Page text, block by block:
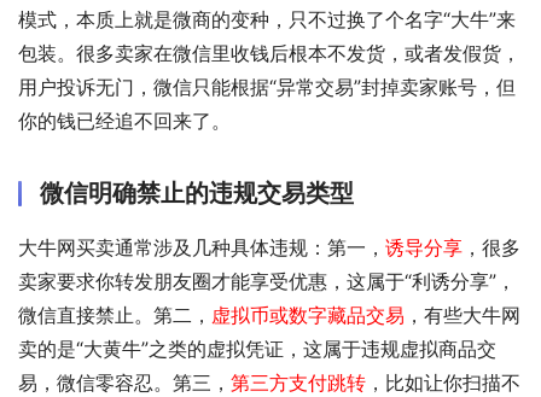
模式，本质上就是微商的变种，只不过换了个名字“大牛”来
包装。很多卖家在微信里收钱后根本不发货，或者发假货，
用户投诉无门，微信只能根据“异常交易”封掉卖家账号，但
你的钱已经追不回来了。
微信明确禁止的违规交易类型
大牛网买卖通常涉及几种具体违规：第一， 诱导分享 ，很多
卖家要求你转发朋友圈才能享受优惠，这属于“利诱分享”，
微信直接禁止。第二， 虚拟币或数字藏品交易 ，有些大牛网
卖的是“大黄牛”之类的虚拟凭证，这属于违规虚拟商品交
易，微信零容忍。第三， 第三方支付跳转 ，比如让你扫描不